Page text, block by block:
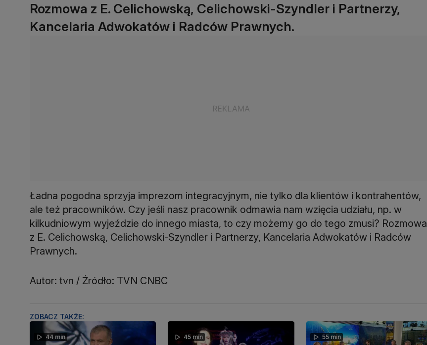
Rozmowa z E. Celichowską, Celichowski-Szyndler i Partnerzy,
Kancelaria Adwokatów i Radców Prawnych.
Ładna pogodna sprzyja imprezom integracyjnym, nie tylko dla klientów i kontrahentów,
ale też pracowników. Czy jeśli nasz pracownik odmawia nam wzięcia udziału, np. w
kilkudniowym wyjeździe do innego miasta, to czy możemy go do tego zmusi? Rozmowa
z E. Celichowską, Celichowski-Szyndler i Partnerzy, Kancelaria Adwokatów i Radców
Prawnych.
Autor: tvn / Źródło: TVN CNBC
ZOBACZ TAKŻE:
44 min 45 min 55 min